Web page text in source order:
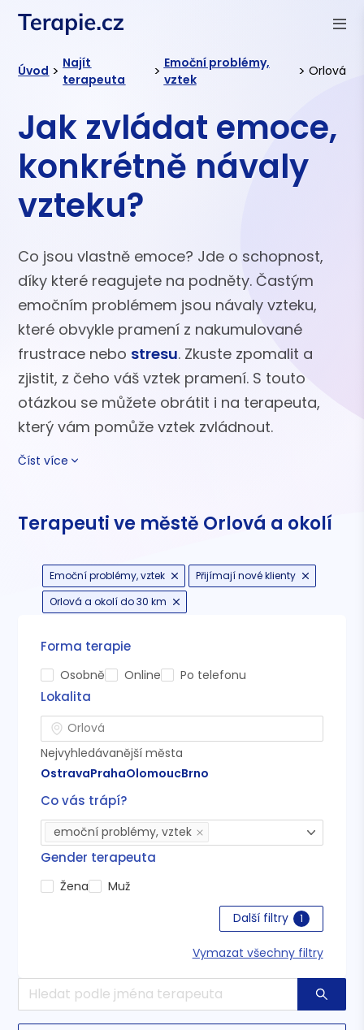
Úvod > Najít
terapeuta
> Emoční problémy,
vztek
> Orlová
Jak zvládat emoce,
konkrétně návaly
vzteku?
Co jsou vlastně emoce? Jde o schopnost,
díky které reagujete na podněty. Častým
emočním problémem jsou návaly vzteku,
které obvykle pramení z nakumulované
frustrace nebo stresu. Zkuste zpomalit a
zjistit, z čeho váš vztek pramení. S touto
otázkou se můžete obrátit i na terapeuta,
který vám pomůže vztek zvládnout.
Číst více
Terapeuti ve městě Orlová a okolí
Forma terapie
Osobně Online Po telefonu
Lokalita
Nejvyhledávanější města
OstravaPrahaOlomoucBrno
Co vás trápí?
emoční problémy, vztek
Gender terapeuta
Žena
Muž
Další filtry
1
Vymazat všechny filtry
Emoční problémy, vztek
Přijímají nové klienty
Orlová a okolí do 30 km